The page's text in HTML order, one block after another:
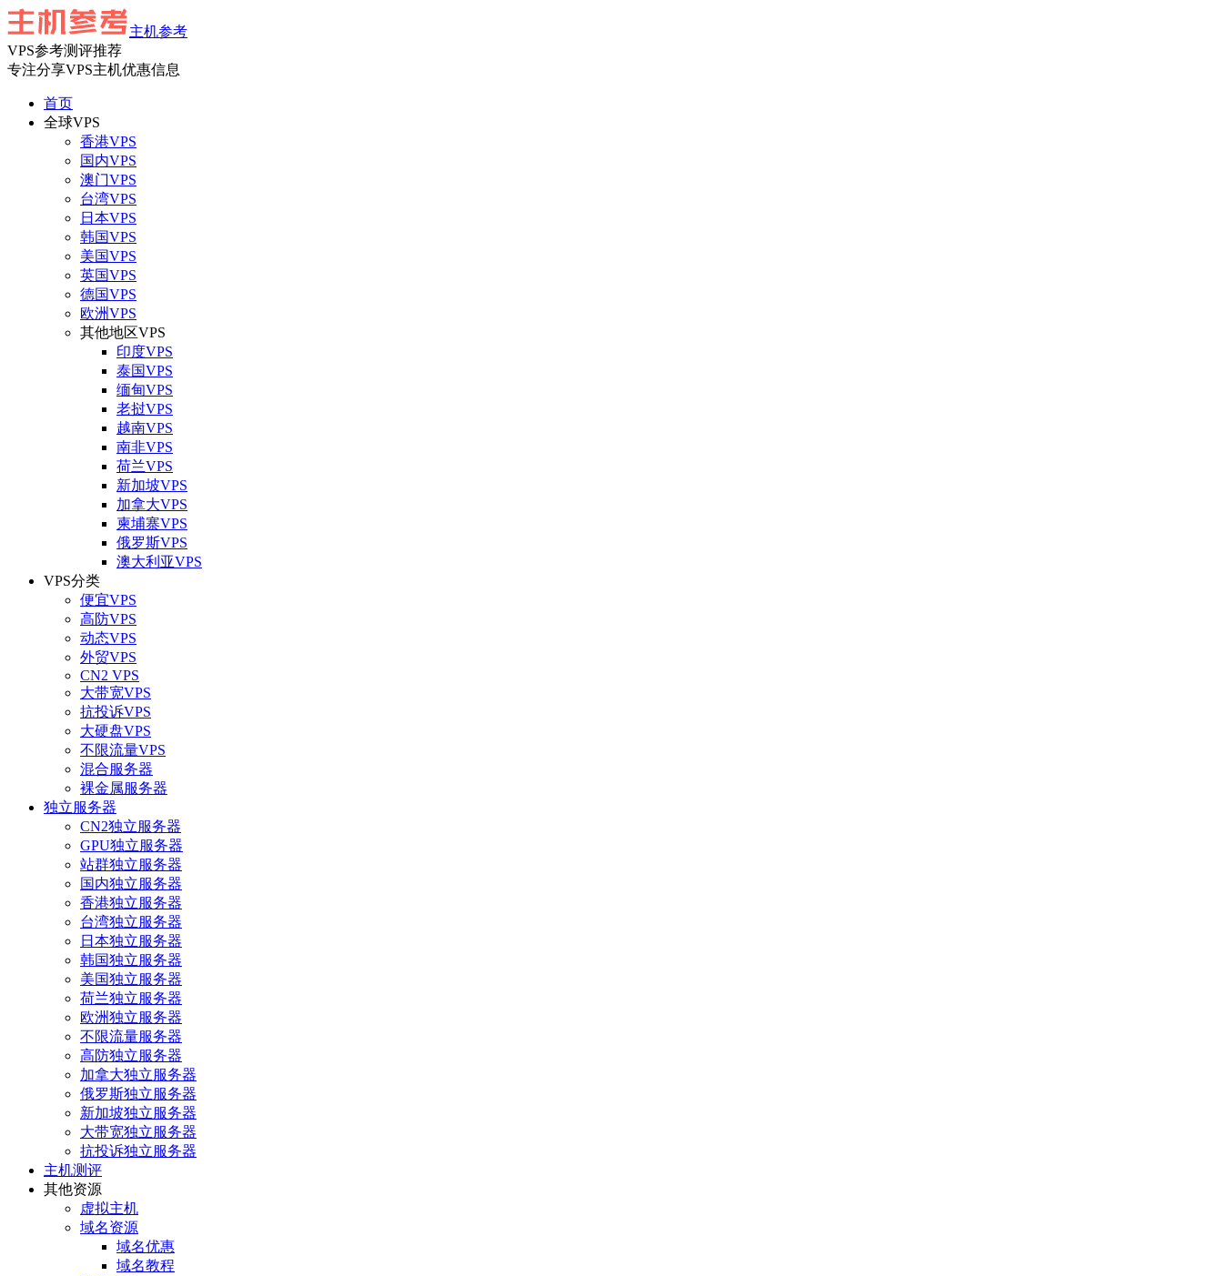
主机参考
VPS参考测评推荐
专注分享VPS主机优惠信息
首页
全球VPS
香港VPS
国内VPS
澳门VPS
台湾VPS
日本VPS
韩国VPS
美国VPS
英国VPS
德国VPS
欧洲VPS
其他地区VPS
印度VPS
泰国VPS
缅甸VPS
老挝VPS
越南VPS
南非VPS
荷兰VPS
新加坡VPS
加拿大VPS
柬埔寨VPS
俄罗斯VPS
澳大利亚VPS
VPS分类
便宜VPS
高防VPS
动态VPS
外贸VPS
CN2 VPS
大带宽VPS
抗投诉VPS
大硬盘VPS
不限流量VPS
混合服务器
裸金属服务器
独立服务器
CN2独立服务器
GPU独立服务器
站群独立服务器
国内独立服务器
香港独立服务器
台湾独立服务器
日本独立服务器
韩国独立服务器
美国独立服务器
荷兰独立服务器
欧洲独立服务器
不限流量服务器
高防独立服务器
加拿大独立服务器
俄罗斯独立服务器
新加坡独立服务器
大带宽独立服务器
抗投诉独立服务器
主机测评
其他资源
虚拟主机
域名资源
域名优惠
域名教程